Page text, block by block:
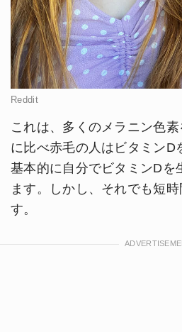
Reddit
これは、多くのメラニン色
に比べ赤毛の人はビタミンD
基本的に自分でビタミンDを
ます。しかし、それでも短
す。